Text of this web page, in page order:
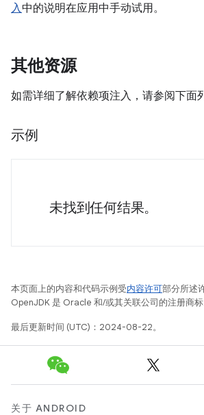
入中的说明在应用中手动试用。
其他资源
如需详细了解依赖项注入，请参阅下面
示例
未找到任何结果。
本页面上的内容和代码示例受内容许可部分所述
OpenJDK 是 Oracle 和/或其关联公司的注册商标
最后更新时间 (UTC)：2024-08-22。
关于 ANDROID